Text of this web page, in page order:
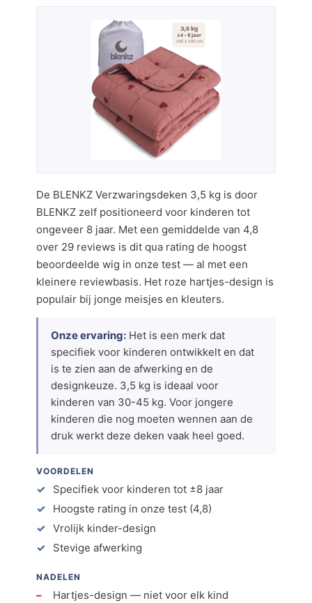
De BLENKZ Verzwaringsdeken 3,5 kg is door
BLENKZ zelf positioneerd voor kinderen tot
ongeveer 8 jaar. Met een gemiddelde van 4,8
over 29 reviews is dit qua rating de hoogst
beoordeelde wig in onze test — al met een
kleinere reviewbasis. Het roze hartjes-design is
populair bij jonge meisjes en kleuters.
Onze ervaring: Het is een merk dat
specifiek voor kinderen ontwikkelt en dat
is te zien aan de afwerking en de
designkeuze. 3,5 kg is ideaal voor
kinderen van 30-45 kg. Voor jongere
kinderen die nog moeten wennen aan de
druk werkt deze deken vaak heel goed.
VOORDELEN
Specifiek voor kinderen tot ±8 jaar
Hoogste rating in onze test (4,8)
Vrolijk kinder-design
Stevige afwerking
NADELEN
Hartjes-design — niet voor elk kind